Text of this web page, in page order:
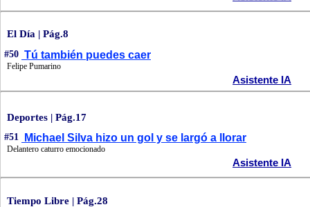
El Día | Pág.8
#50 Tú también puedes caer
Felipe Pumarino
Asistente IA
Deportes | Pág.17
#51 Michael Silva hizo un gol y se largó a llorar
Delantero caturro emocionado
Asistente IA
Tiempo Libre | Pág.28